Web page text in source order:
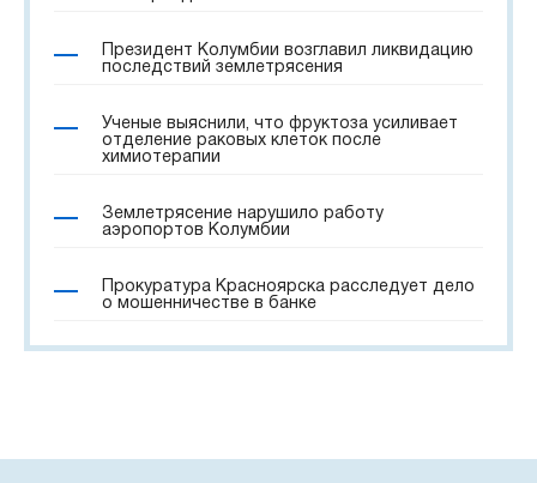
Президент Колумбии возглавил ликвидацию
последствий землетрясения
Ученые выяснили, что фруктоза усиливает
отделение раковых клеток после
химиотерапии
Землетрясение нарушило работу
аэропортов Колумбии
Прокуратура Красноярска расследует дело
о мошенничестве в банке